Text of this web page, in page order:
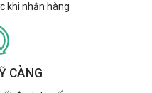
khi nhận hàng
CÀNG